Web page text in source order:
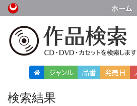
ジャンル 品番 発売日
検索結果